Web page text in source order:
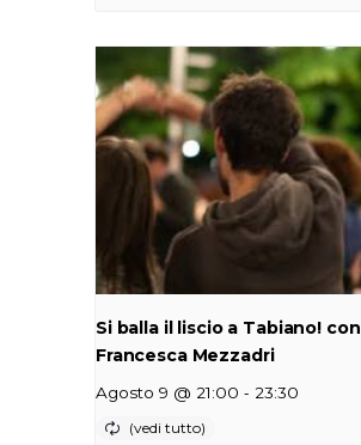
Si balla il liscio a Tabiano! con
Francesca Mezzadri
Agosto 9 @ 21:00 - 23:30